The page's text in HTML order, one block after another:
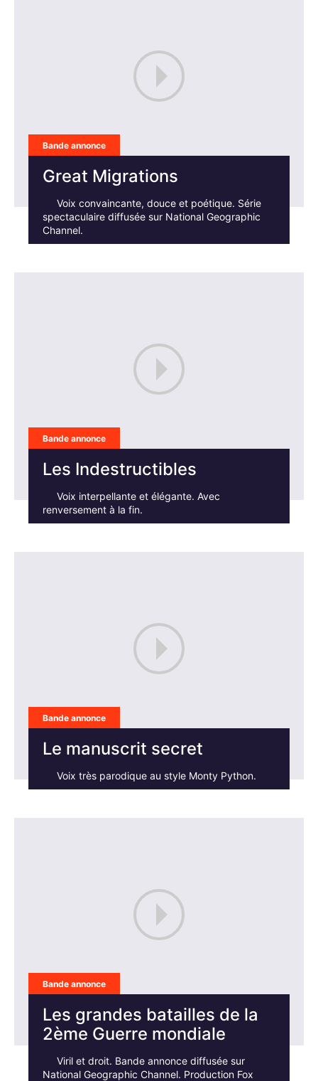
Bande annonce
Great Migrations
Voix convaincante, douce et poétique. Série
spectaculaire diffusée sur National Geographic
Channel.
Bande annonce
Les Indestructibles
Voix interpellante et élégante. Avec
renversement à la fin.
Bande annonce
Le manuscrit secret
Voix très parodique au style Monty Python.
Bande annonce
Les grandes batailles de la
2ème Guerre mondiale
Viril et droit. Bande annonce diffusée sur
National Geographic Channel. Production Fox
Rechercher